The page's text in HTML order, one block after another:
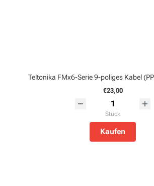
Teltonika FMx6-Serie 9-poliges Kabel
€23,00
Stück
Kaufen